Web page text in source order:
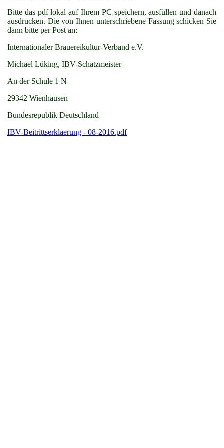
Bitte das pdf lokal auf Ihrem PC speichern, ausfüllen und danach
ausdrucken. Die von Ihnen unterschriebene Fassung schicken Sie
dann bitte per Post an:
Internationaler Brauereikultur-Verband e.V.
Michael Lüking, IBV-Schatzmeister
An der Schule 1 N
29342 Wienhausen
Bundesrepublik Deutschland
IBV-Beitrittserklaerung - 08-2016.pdf